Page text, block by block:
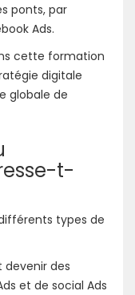
ponts, par
Ads.
cette formation
digitale
globale de
t-
types de
devenir des
et de social Ads